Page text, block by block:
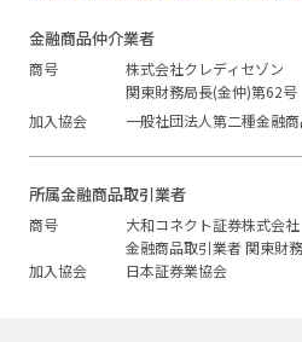
金融商品仲介業者
商号
株式会社クレディセゾン
関東財務局長(金仲)第62号
加入協会
一般社団法人第二種金融
所属金融商品取引業者
商号
大和コネクト証券株式会社
金融商品取引業者 関東財
加入協会
日本証券業協会